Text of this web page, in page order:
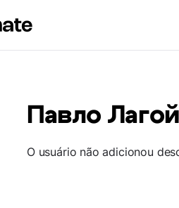
Павло
O usuário não adicionou